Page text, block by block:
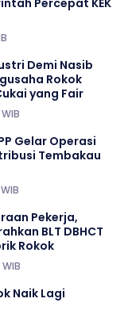
Percepat KEK
Demi Nasib
Rokok
yang Fair
Gelar Operasi
Tembakau
Pekerja,
BLT DBHCT
Rokok
Naik Lagi